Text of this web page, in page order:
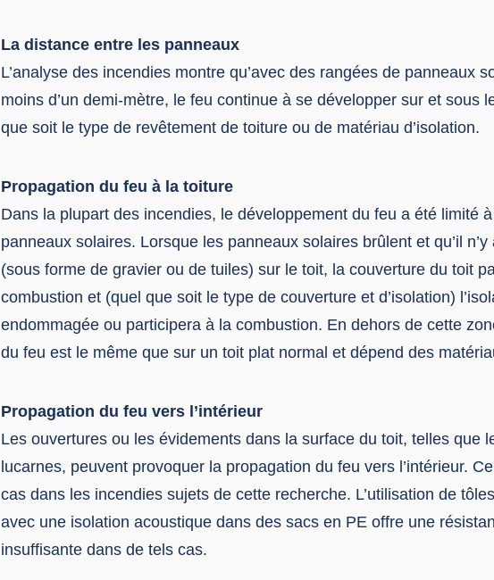
La distance entre les panneaux
L’analyse des incendies montre qu’avec des rangées de panneaux
moins d’un demi-mètre, le feu continue à se développer sur et sous
que soit le type de revêtement de toiture ou de matériau d’isolation.
Propagation du feu à la toiture
Dans la plupart des incendies, le développement du feu a été limité
panneaux solaires. Lorsque les panneaux solaires brûlent et qu’il
(sous forme de gravier ou de tuiles) sur le toit, la couverture du toit
combustion et (quel que soit le type de couverture et d’isolation)
endommagée ou participera à la combustion. En dehors de cette
du feu est le même que sur un toit plat normal et dépend des
Propagation du feu vers l’intérieur
Les ouvertures ou les évidements dans la surface du toit, telles que
lucarnes, peuvent provoquer la propagation du feu vers l’intérieur.
cas dans les incendies sujets de cette recherche. L’utilisation de
avec une isolation acoustique dans des sacs en PE offre une
insuffisante dans de tels cas.